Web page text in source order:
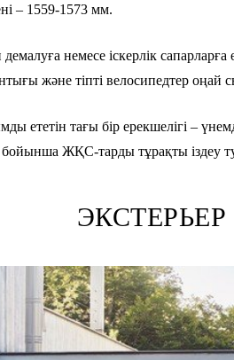
– 1559-1573 мм.
немесе іскерлік
және тіпті велосипедтер оңай
ететін тағы бір ерекшелігі –
ЖҚС-тарды тұрақты іздеу
ЭКСТЕРЬЕР